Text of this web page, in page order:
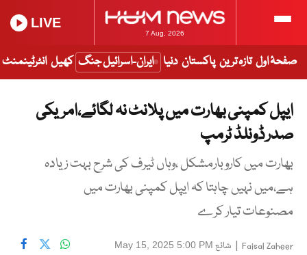
7 Aug, 2026
LIVE
صفحۂ اول تازہ ترین پاکستان دنیا ایران-اسرائیل جنگ کھیل انٹرٹینمنٹ
ایپل کمپنی بھارت میں پلانٹ نہ لگائے،امریکی
صدر ڈونلڈ ٹرمپ
بھارت میں کاروبارمشکل ،وہاں ٹیرف کی شرح بہت زیادہ
ہے،میں نہیں چاہتا کہ ایپل کمپنی بھارت میں
مصنوعات تیار کرے
Faisal Zaheer
| شائع May 15, 2025 5:00 PM